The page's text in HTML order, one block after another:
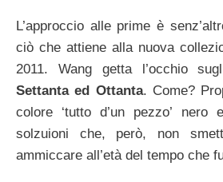
L’approccio alle prime è
ciò che attiene alla nuova
2011. Wang getta l’occhio
Settanta ed Ottanta. Come?
colore ‘tutto d’un pezzo’ nero
solzuioni che, però, non
ammiccare all’età del tempo che